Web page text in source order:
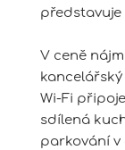
V ceně
Wi-Fi
sdílená
parkování v